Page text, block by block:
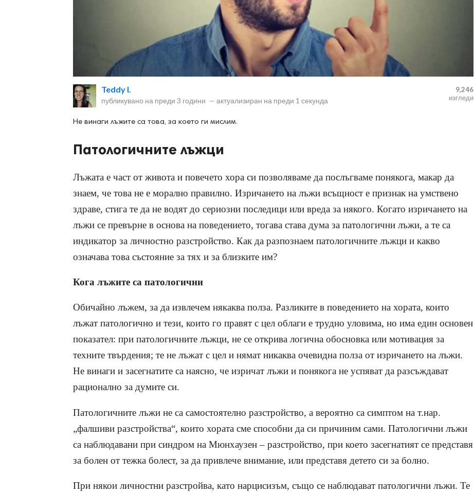
Teddy I.
публикувано на преди 3 години — актуализиран на преди 1 секунда
9,246
изгледи
Не винаги лъжите са това, за което ги мислим.
Патологичните лъжци
Лъжата е част от живота и повечето хора си позволяваме да послъгваме понякога, макар да
знаем, че това не е морално правилно. Изричането на лъжи всъщност е признак на умствено
здраве, стига те да не водят до сериозни последици или вреда за някого. Когато изричането на
лъжи се превърне в основа на поведението, тогава става дума за патологични лъжи, а те са
индикатор за личностно разстройство. Как да разпознаем патологичните лъжци и какво
означава това състояние за тях и за близките им?
Кога лъжите са патологични
Обичайно лъжем, за да извлечем някаква полза. Разликите в поведението на хората, които
лъжат патологично и тези, които го правят с цел облаги е трудно уловима, но има един основен
показател: при патологичните лъжци, не се открива логична обосновка или мотивация за
техните твърдения; те не лъжат с цел и нямат никаква очевидна полза от изричането на лъжи.
Не винаги и засегнатите са наясно, че изричат лъжи и понякога не успяват да разсъждават
рационално за думите си.
Патологичните лъжи не са самостоятелно разстройство, а вероятно са симптом на т.нар.
„фалшиви разстройства“, които хората сме способни да си причиним сами. Патологични лъжи
са наблюдавани при синдром на Мюнхаузен– разстройство, при което засегнатият се представя
за болен от тежка болест, за да привлече внимание, или представя детето си за болно.
При някои личностни разстройва, като нарцисизъм, също се наблюдават патологични лъжи. Те